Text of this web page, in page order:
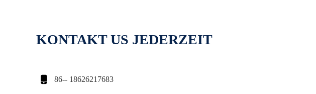
KONTAKT US JEDERZEIT
 86-- 18626217683